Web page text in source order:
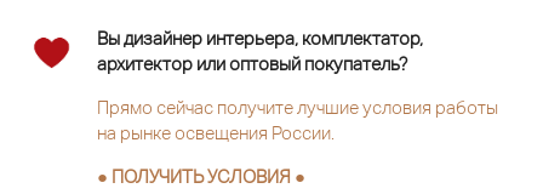
Вы дизайнер интерьера, комплектатор,
архитектор или оптовый покупатель?
Прямо сейчас получите лучшие условия работы
на рынке освещения России.
● ПОЛУЧИТЬ УСЛОВИЯ ●